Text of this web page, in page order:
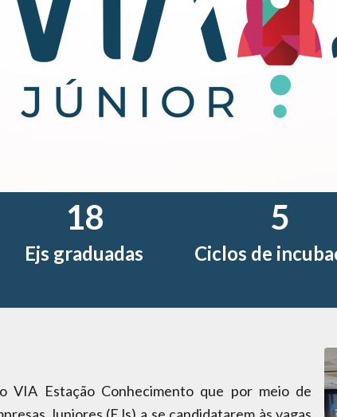
18
Ejs graduadas
5
Ciclos de
Estação Conhecimento que por meio de